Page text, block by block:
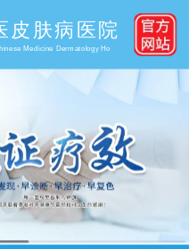
皮肤病医院
Medicine Dermatology Ho